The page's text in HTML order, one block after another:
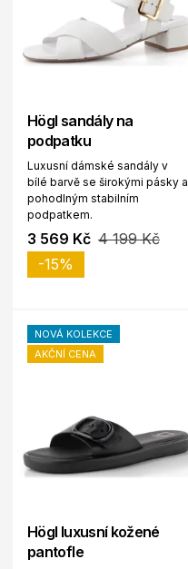
Högl sandály na
podpatku
Luxusní dámské sandály v
bílé barvě se širokými pásky a
pohodlným stabilním
podpatkem.
3 569 Kč 4 199 Kč
-15%
NOVÁ KOLEKCE
AKČNÍ CENA
Högl luxusní kožené
pantofle